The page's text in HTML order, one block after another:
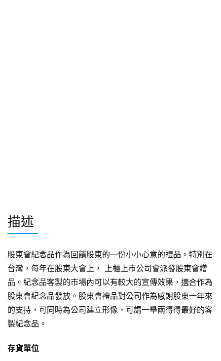
描述
股東會紀念品作為回饋股東的一份小小心意的禮品。特別在
台灣，每年在股東大會上， 上櫃上巿公司會派發股東會贈
品。紀念品客製的市場內可以有較大的宣傳效果，適合作為
股東會紀念品發放。股東會禮品對公司作為感謝股東一年來
的支持，可同時為公司建立形像，可謂一舉兩得得最好的客
製紀念品。
存貨單位